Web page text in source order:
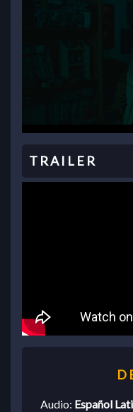
Audio: Español